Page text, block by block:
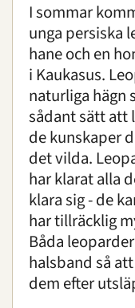
I sommar
unga persiska
hane och en
i Kaukasus.
naturliga hägn
sådant sätt att
de kunskaper
det vilda.
har klarat alla
klara sig - de
har tillräcklig
Båda
halsband så
dem efter